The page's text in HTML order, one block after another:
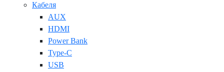
Кабеля
AUX
HDMI
Power Bank
Type-C
USB